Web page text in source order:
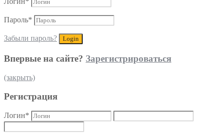
Пароль*
Забыли пароль?
Впервые на сайте? Зарегистрироваться
(закрыть)
Регистрация
Логин*